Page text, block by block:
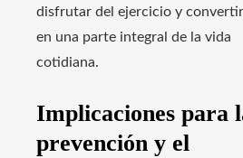
disfrutar del ejercicio y
en una parte integral de la vida
cotidiana.
Implicaciones para
prevención y el